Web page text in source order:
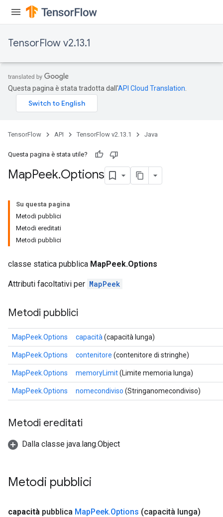
TensorFlow v2.13.1
Questa pagina è stata tradotta dall'API Cloud Translation
TensorFlow API TensorFlow v2.13.1 Java
Questa pagina è stata utile?
MapPeek.Options
Su questa pagina
Metodi pubblici
Metodi ereditati
Metodi pubblici
classe statica pubblica MapPeek.Options
Attributi facoltativi per MapPeek
Metodi pubblici
MapPeek.Options capacità (capacità lunga)
MapPeek.Options contenitore (contenitore di stringhe)
MapPeek.Options memoryLimit(Limite memoria lunga)
MapPeek.Options nomecondiviso (Stringanomecondiviso)
Metodi ereditati
Dalla classe java.lang.Object
Metodi pubblici
capacità pubblica MapPeek.Options (capacità lunga)